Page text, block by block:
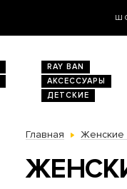
RAY BAN
АКСЕССУАРЫ
ДЕТСКИЕ
Главная Женские